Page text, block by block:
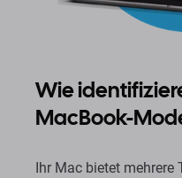
Wie
MacBook-
Ihr Mac bietet mehrere